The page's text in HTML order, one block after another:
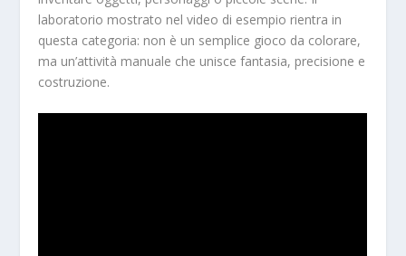
laboratorio mostrato nel video di esempio rientra in
questa categoria: non è un semplice gioco da colorare,
ma un’attività manuale che unisce fantasia, precisione e
costruzione.